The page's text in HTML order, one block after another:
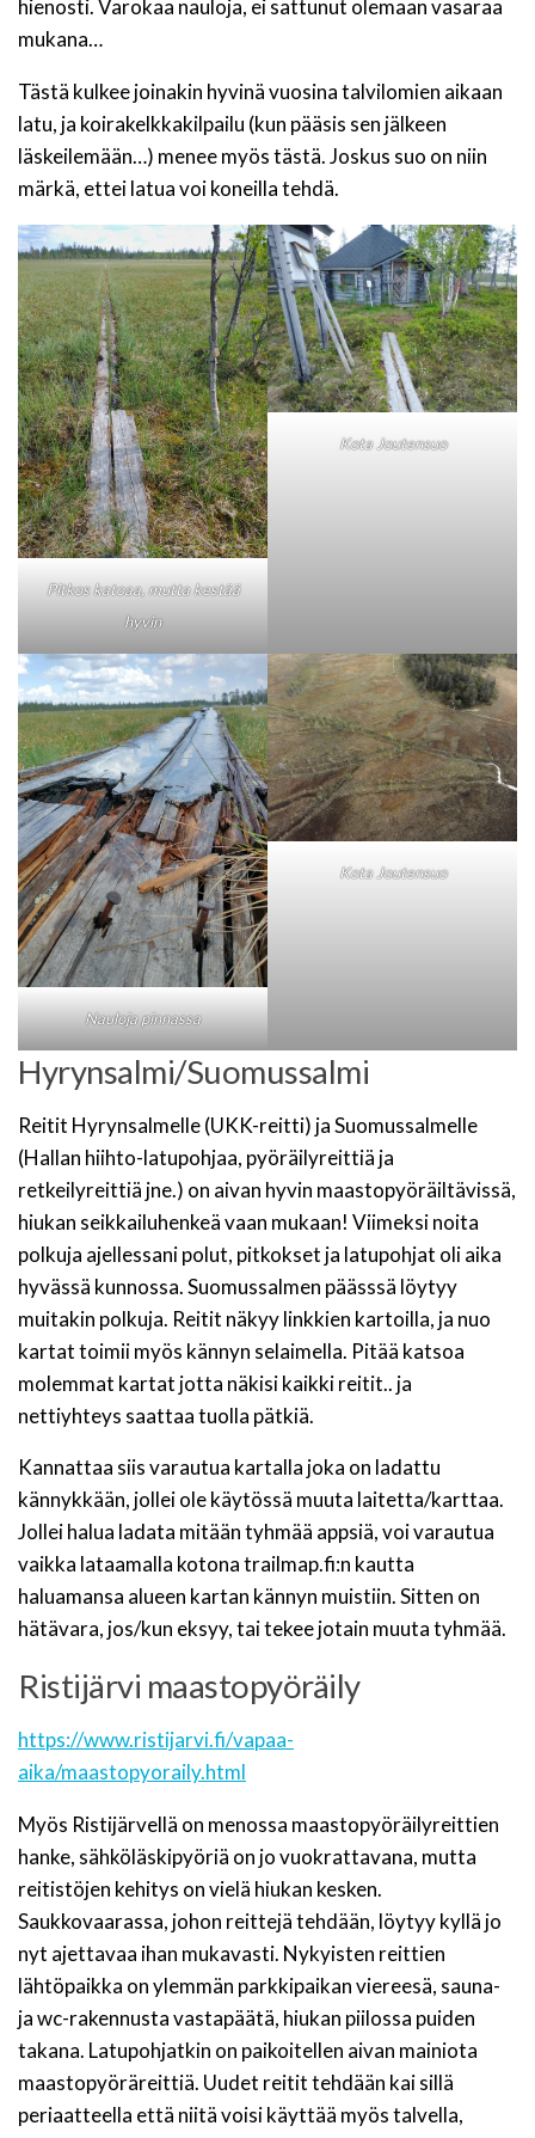
hienosti. Varokaa nauloja, ei sattunut olemaan vasaraa
mukana…
Tästä kulkee joinakin hyvinä vuosina talvilomien aikaan
latu, ja koirakelkkakilpailu (kun pääsis sen jälkeen
läskeilemään…) menee myös tästä. Joskus suo on niin
märkä, ettei latua voi koneilla tehdä.
Pitkos katoaa, mutta kestää
hyvin
Kota Joutensuo
Nauloja pinnassa
Kota Joutensuo
Hyrynsalmi/Suomussalmi
Reitit Hyrynsalmelle (UKK-reitti) ja Suomussalmelle
(Hallan hiihto-latupohjaa, pyöräilyreittiä ja
retkeilyreittiä jne.) on aivan hyvin maastopyöräiltävissä,
hiukan seikkailuhenkeä vaan mukaan! Viimeksi noita
polkuja ajellessani polut, pitkokset ja latupohjat oli aika
hyvässä kunnossa. Suomussalmen päässsä löytyy
muitakin polkuja. Reitit näkyy linkkien kartoilla, ja nuo
kartat toimii myös kännyn selaimella. Pitää katsoa
molemmat kartat jotta näkisi kaikki reitit.. ja
nettiyhteys saattaa tuolla pätkiä.
Kannattaa siis varautua kartalla joka on ladattu
kännykkään, jollei ole käytössä muuta laitetta/karttaa.
Jollei halua ladata mitään tyhmää appsiä, voi varautua
vaikka lataamalla kotona trailmap.fi:n kautta
haluamansa alueen kartan kännyn muistiin. Sitten on
hätävara, jos/kun eksyy, tai tekee jotain muuta tyhmää.
Ristijärvi maastopyöräily
https://www.ristijarvi.fi/vapaa-
aika/maastopyoraily.html
Myös Ristijärvellä on menossa maastopyöräilyreittien
hanke, sähköläskipyöriä on jo vuokrattavana, mutta
reitistöjen kehitys on vielä hiukan kesken.
Saukkovaarassa, johon reittejä tehdään, löytyy kyllä jo
nyt ajettavaa ihan mukavasti. Nykyisten reittien
lähtöpaikka on ylemmän parkkipaikan viereesä, sauna-
ja wc-rakennusta vastapäätä, hiukan piilossa puiden
takana. Latupohjatkin on paikoitellen aivan mainiota
maastopyöräreittiä. Uudet reitit tehdään kai sillä
periaatteella että niitä voisi käyttää myös talvella,